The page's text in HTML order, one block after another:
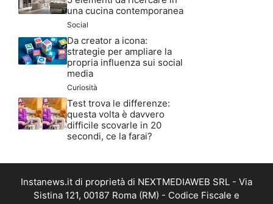
una cucina contemporanea
Social
Da creator a icona:
strategie per ampliare la
propria influenza sui social
media
Curiosità
Test trova le differenze:
questa volta è davvero
difficile scovarle in 20
secondi, ce la farai?
Instanews.it di proprietà di NEXTMEDIAWEB SRL - Via
Sistina 121, 00187 Roma (RM) - Codice Fiscale e